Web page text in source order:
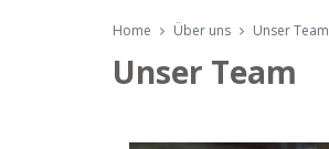
Home Über uns Unser Team
Unser Team